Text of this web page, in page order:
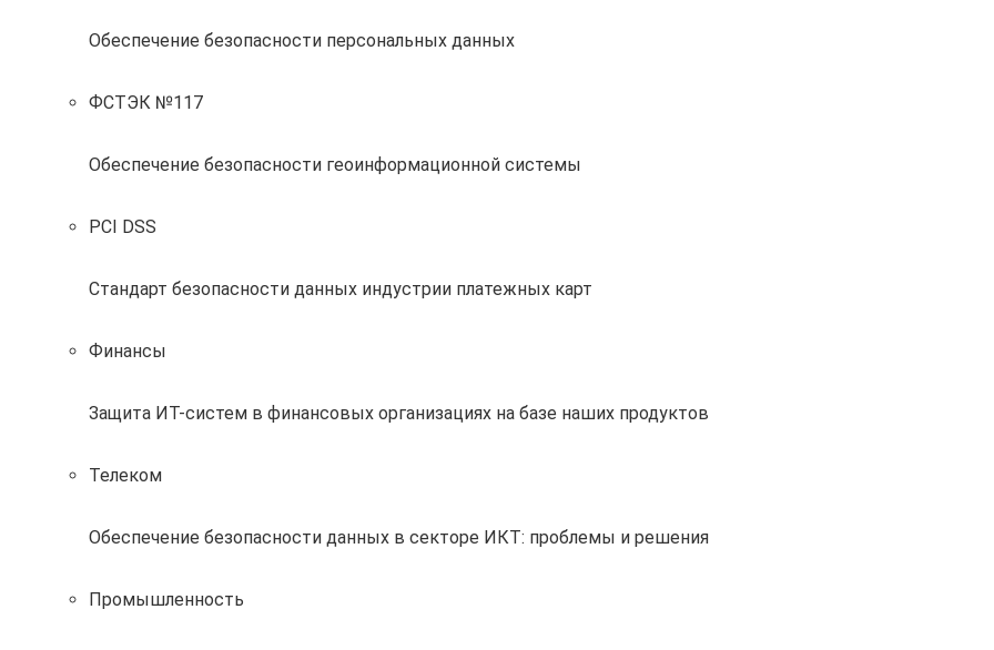
Обеспечение безопасности персональных данных
ФСТЭК №117
Обеспечение безопасности геоинформационной системы
PCI DSS
Стандарт безопасности данных индустрии платежных карт
Финансы
Защита ИТ-систем в финансовых организациях на базе наших продуктов
Телеком
Обеспечение безопасности данных в секторе ИКТ: проблемы и решения
Промышленность